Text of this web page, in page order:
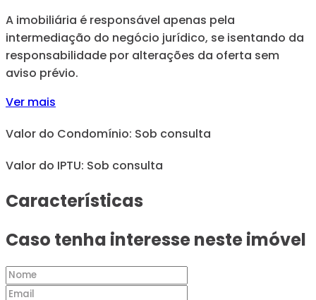
A imobiliária é responsável apenas pela
intermediação do negócio jurídico, se isentando da
responsabilidade por alterações da oferta sem
aviso prévio.
Ver mais
Valor do Condomínio: Sob consulta
Valor do IPTU: Sob consulta
Características
Caso tenha interesse neste imóvel